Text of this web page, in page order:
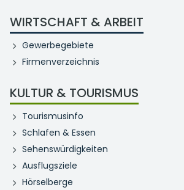
WIRTSCHAFT & ARBEIT
Gewerbegebiete
Firmenverzeichnis
KULTUR & TOURISMUS
Tourismusinfo
Schlafen & Essen
Sehenswürdigkeiten
Ausflugsziele
Hörselberge